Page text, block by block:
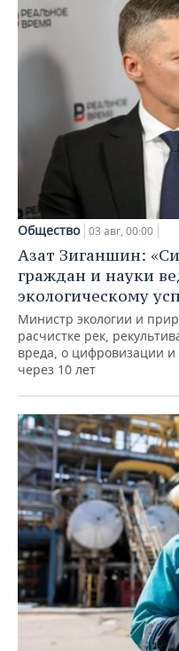
Общество 03 авг, 00:00
Азат Зиганшин:
граждан и науки
экологическому
Министр экологии и
расчистке рек,
вреда, о цифровизации и
через 10 лет